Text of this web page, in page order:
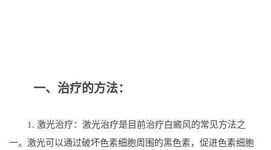
一、治疗的方法：
1. 激光治疗：激光治疗是目前治疗白癜风的常见方法之
一。激光可以通过破坏色素细胞周围的黑色素，促进色素细胞